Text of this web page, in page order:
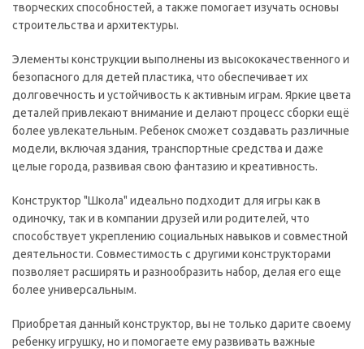
творческих способностей, а также помогает изучать основы
строительства и архитектуры.
Элементы конструкции выполнены из высококачественного и
безопасного для детей пластика, что обеспечивает их
долговечность и устойчивость к активным играм. Яркие цвета
деталей привлекают внимание и делают процесс сборки ещё
более увлекательным. Ребенок сможет создавать различные
модели, включая здания, транспортные средства и даже
целые города, развивая свою фантазию и креативность.
Конструктор "Школа" идеально подходит для игры как в
одиночку, так и в компании друзей или родителей, что
способствует укреплению социальных навыков и совместной
деятельности. Совместимость с другими конструкторами
позволяет расширять и разнообразить набор, делая его еще
более универсальным.
Приобретая данный конструктор, вы не только дарите своему
ребенку игрушку, но и помогаете ему развивать важные